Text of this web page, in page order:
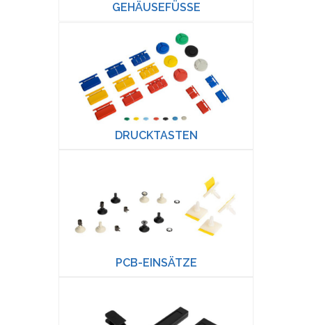
GEHÄUSEFÜSSE
DRUCKTASTEN
PCB-EINSÄTZE